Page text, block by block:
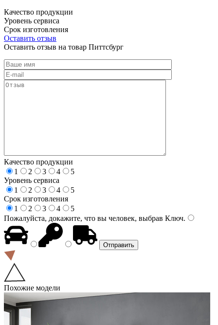
Качество продукции
Уровень сервиса
Срок изготовления
Оставить отзыв
Оставить отзыв на товар Питтсбург
Качество продукции
1
2 3 4
5
Уровень сервиса
1
2 3 4
5
Срок изготовления
1
2 3 4
5
Пожалуйста, докажите, что вы человек, выбрав Ключ.
Похожие модели